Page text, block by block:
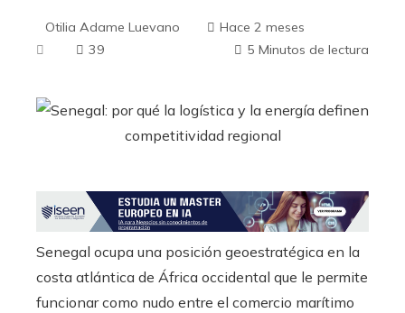
Otilia Adame Luevano
Hace 2 meses
39
5 Minutos de lectura
Senegal ocupa una posición geoestratégica en la
costa atlántica de África occidental que le permite
funcionar como nudo entre el comercio marítimo